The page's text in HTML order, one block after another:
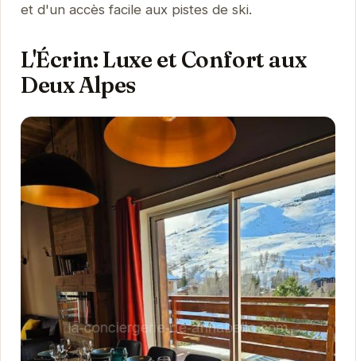
et d'un accès facile aux pistes de ski.
L'Écrin: Luxe et Confort aux
Deux Alpes